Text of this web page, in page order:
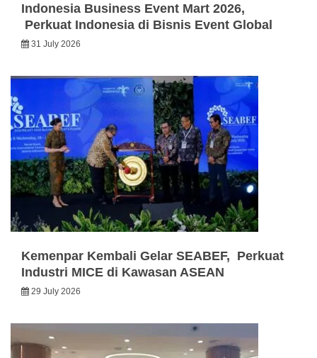
Indonesia Business Event Mart 2026,
Perkuat Indonesia di Bisnis Event Global
31 July 2026
Kemenpar Kembali Gelar SEABEF, Perkuat
Industri MICE di Kawasan ASEAN
29 July 2026